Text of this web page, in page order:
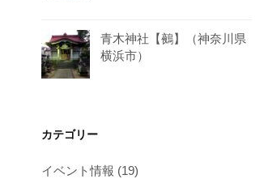
青木神社【鵺】（神奈川県
横浜市）
カテゴリー
イベント情報 (19)